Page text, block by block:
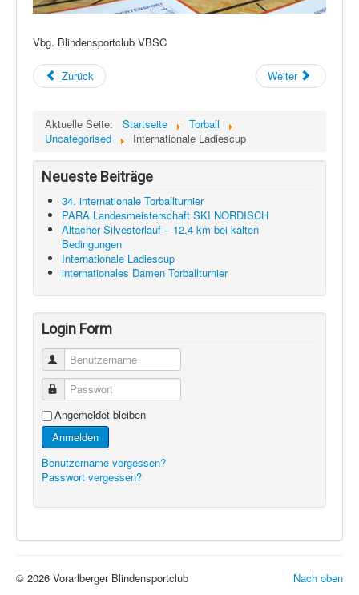
Vbg. Blindensportclub VBSC
Zurück Weiter
Aktuelle Seite: Startseite
Torball
Uncategorised
Internationale Ladiescup
Neueste Beiträge
34. internationale Torballturnier
PARA Landesmeisterschaft SKI NORDISCH
Altacher Silvesterlauf – 12,4 km bei kalten
Bedingungen
Internationale Ladiescup
internationales Damen Torballturnier
Login Form
Benutzername
Passwort
Angemeldet bleiben
Anmelden
Benutzername vergessen?
Passwort vergessen?
Nach oben
© 2026 Vorarlberger Blindensportclub